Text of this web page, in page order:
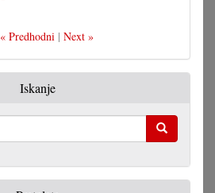
« Predhodni| Next »
Iskanje